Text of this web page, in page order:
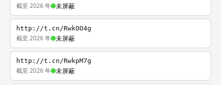
截至 2026 年 未屏蔽
http://t.cn/RwkOO4g
截至 2026 年 未屏蔽
http://t.cn/RwkpM7g
截至 2026 年 未屏蔽